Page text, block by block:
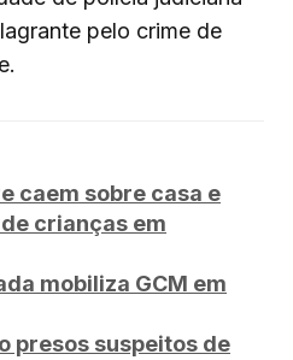
pelo crime de
caem sobre casa e
crianças em
mobiliza GCM em
presos suspeitos de